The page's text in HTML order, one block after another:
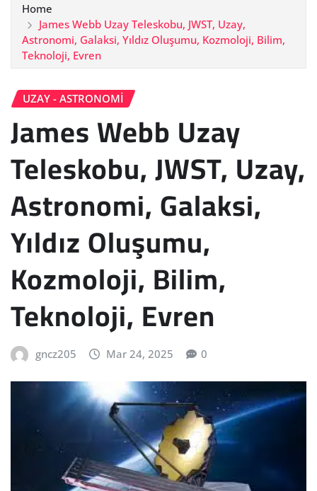
Home
James Webb Uzay Teleskobu, JWST, Uzay,
Astronomi, Galaksi, Yıldız Oluşumu, Kozmoloji, Bilim,
Teknoloji, Evren
UZAY - ASTRONOMI
James Webb Uzay
Teleskobu, JWST, Uzay,
Astronomi, Galaksi,
Yıldız Oluşumu,
Kozmoloji, Bilim,
Teknoloji, Evren
gncz205 Mar 24, 2025 0